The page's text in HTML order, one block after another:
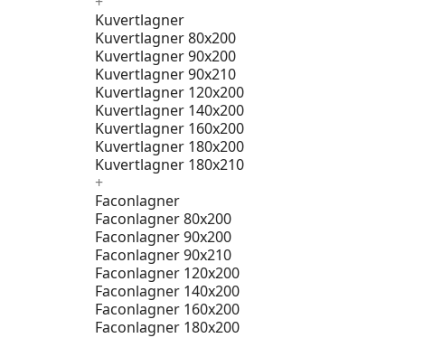
Kuvertlagner
Kuvertlagner 80x200
Kuvertlagner 90x200
Kuvertlagner 90x210
Kuvertlagner 120x200
Kuvertlagner 140x200
Kuvertlagner 160x200
Kuvertlagner 180x200
Kuvertlagner 180x210
+
Faconlagner
Faconlagner 80x200
Faconlagner 90x200
Faconlagner 90x210
Faconlagner 120x200
Faconlagner 140x200
Faconlagner 160x200
Faconlagner 180x200